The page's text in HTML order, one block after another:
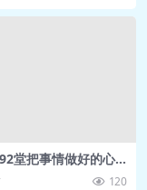
实最范单的
善欢走捷径
聪明的人，
堂把事情做好的心
120